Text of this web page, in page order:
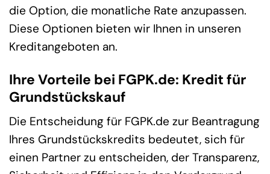
die Option, die monatliche Rate anzupassen.
Diese Optionen bieten wir Ihnen in unseren
Kreditangeboten an.
Ihre Vorteile bei FGPK.de: Kredit für
Grundstückskauf
Die Entscheidung für FGPK.de zur Beantragung
Ihres Grundstückskredits bedeutet, sich für
einen Partner zu entscheiden, der Transparenz,